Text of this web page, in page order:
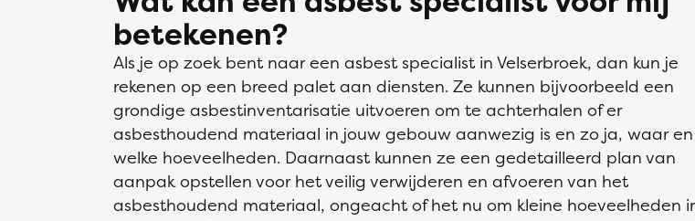
betekenen?
Als je op zoek bent naar een asbest specialist in Velserbroek, dan kun je
rekenen op een breed palet aan diensten. Ze kunnen bijvoorbeeld een
grondige asbestinventarisatie uitvoeren om te achterhalen of er
asbesthoudend materiaal in jouw gebouw aanwezig is en zo ja, waar
welke hoeveelheden. Daarnaast kunnen ze een gedetailleerd plan van
aanpak opstellen voor het veilig verwijderen en afvoeren van het
asbesthoudend materiaal, ongeacht of het nu om kleine hoeveelheden